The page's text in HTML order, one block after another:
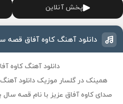
پخش آنلاین
دانلود آهنگ کاوه آفاق قصه
دانلود آهنگ کاوه
همینک در گلسار موزیک دانلود